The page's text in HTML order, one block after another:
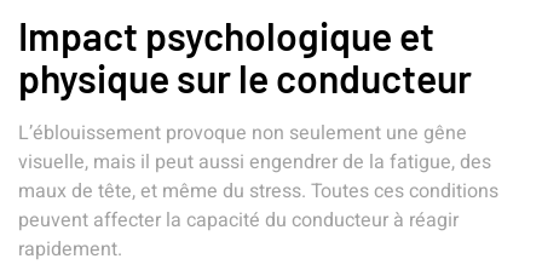
Impact psychologique et
physique sur le conducteur
L’éblouissement provoque non seulement une gêne
visuelle, mais il peut aussi engendrer de la fatigue, des
maux de tête, et même du stress. Toutes ces conditions
peuvent affecter la capacité du conducteur à réagir
rapidement.